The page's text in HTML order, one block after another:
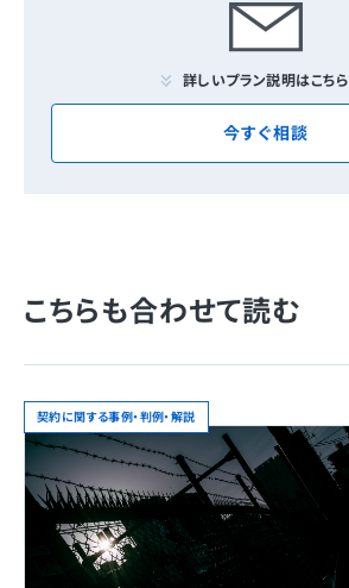
詳しいプラン説明はこちら
今すぐ相談
こちらも合わせて読む
契約に関する事例・判例・解説